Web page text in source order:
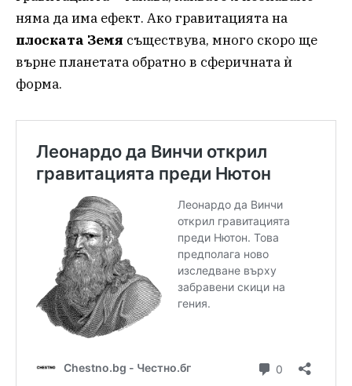
няма да има ефект. Ако гравитацията на
плоската Земя съществува, много скоро ще
върне планетата обратно в сферичната ѝ
форма.